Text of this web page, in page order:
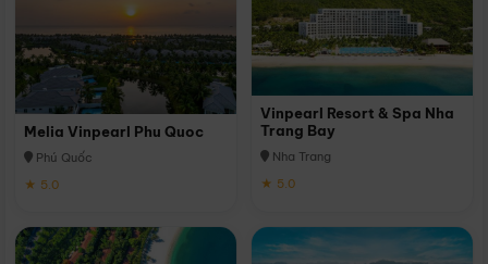
Melia Vinpearl Phu Quoc
Phú Quốc
★ 5.0
Vinpearl Resort & Spa Nha
Trang Bay
Nha Trang
★ 5.0